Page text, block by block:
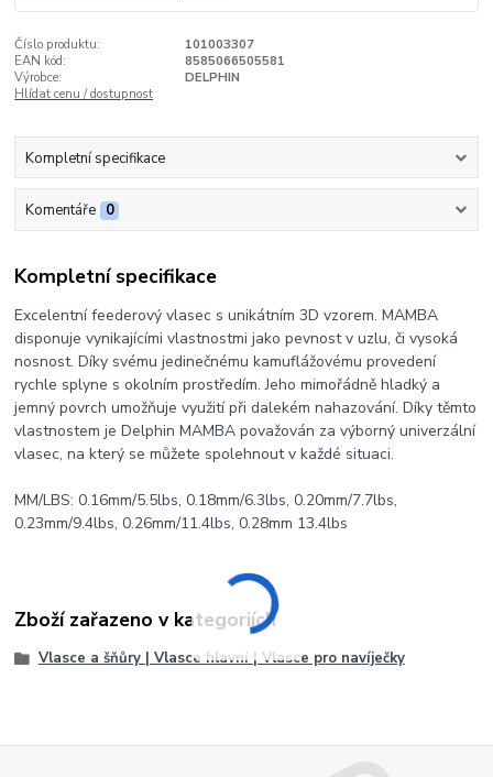
Číslo produktu:
101003307
EAN kód:
8585066505581
Výrobce:
DELPHIN
Hlídat cenu / dostupnost
Kompletní specifikace
Komentáře 0
Kompletní specifikace
Excelentní feederový vlasec s unikátním 3D vzorem. MAMBA
disponuje vynikajícími vlastnostmi jako pevnost v uzlu, či vysoká
nosnost. Díky svému jedinečnému kamuflážovému provedení
rychle splyne s okolním prostředím. Jeho mimořádně hladký a
jemný povrch umožňuje využití při dalekém nahazování. Díky těmto
vlastnostem je Delphin MAMBA považován za výborný univerzální
vlasec, na který se můžete spolehnout v každé situaci.
MM/LBS: 0.16mm/5.5lbs, 0.18mm/6.3lbs, 0.20mm/7.7lbs,
0.23mm/9.4lbs, 0.26mm/11.4lbs, 0.28mm 13.4lbs
Zboží zařazeno v kategoriích
Vlasce a šňůry | Vlasce hlavní | Vlasce pro navíječky